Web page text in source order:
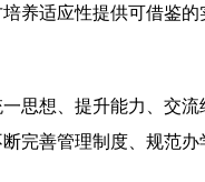
养适应性提供可借鉴
思想、提升能力、交
完善管理制度、规范